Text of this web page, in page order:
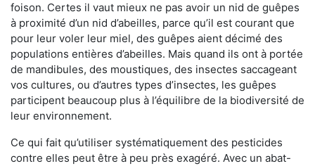
foison. Certes il vaut mieux ne pas avoir un nid de guêpes
à proximité d’un nid d’abeilles, parce qu’il est courant que
pour leur voler leur miel, des guêpes aient décimé des
populations entières d’abeilles. Mais quand ils ont à portée
de mandibules, des moustiques, des insectes saccageant
vos cultures, ou d’autres types d’insectes, les guêpes
participent beaucoup plus à l’équilibre de la biodiversité de
leur environnement.
Ce qui fait qu’utiliser systématiquement des pesticides
contre elles peut être à peu près exagéré. Avec un abat-